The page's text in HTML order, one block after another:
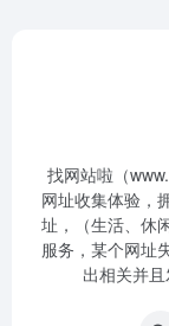
找网站啦（
网址收集体验，
址，（生活、休
服务，某个网址
出相关并